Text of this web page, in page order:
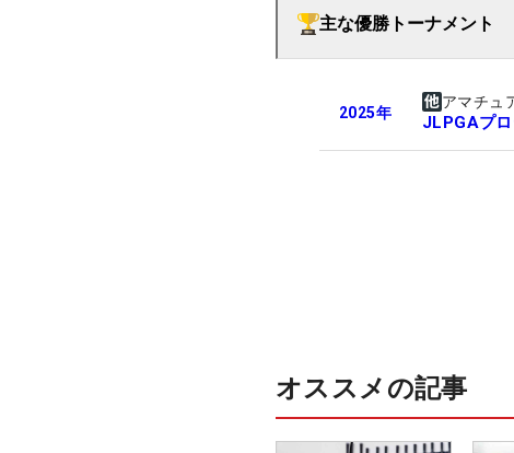
主な優勝トーナメント
2025年
アマチュ
JLPGAプロ
オススメの記事